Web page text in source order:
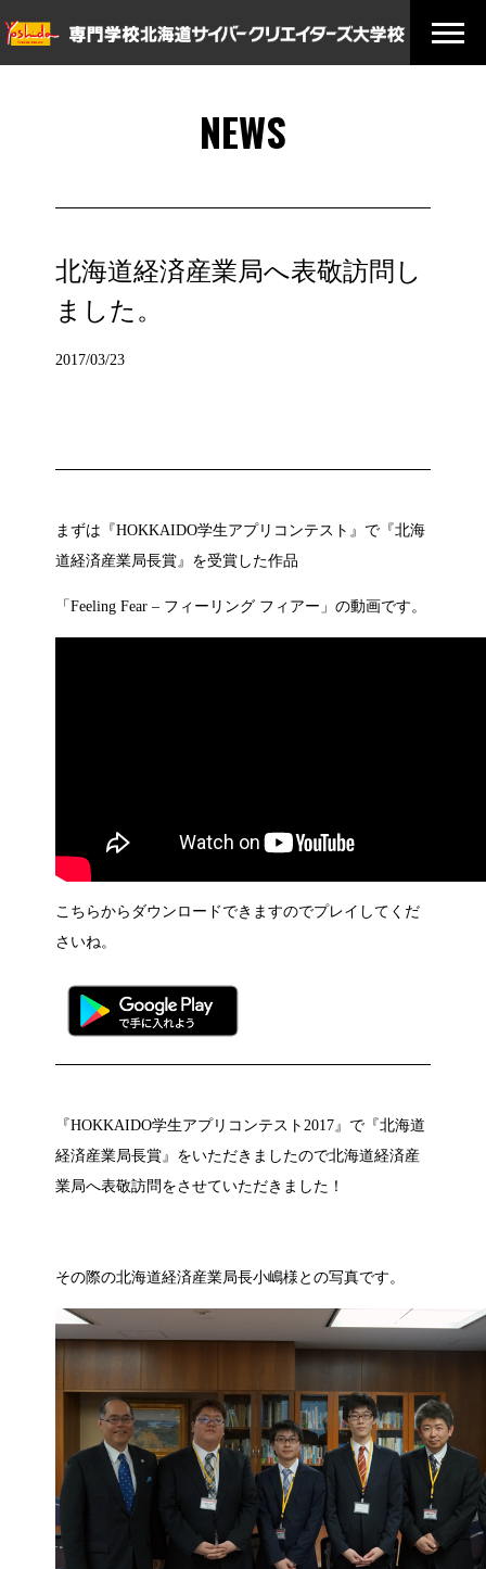
NEWS
北海道経済産業局へ表敬訪問し
ました。
2017/03/23
まずは『HOKKAIDO学生アプリコンテスト』で『北海
道経済産業局長賞』を受賞した作品
「Feeling Fear – フィーリング フィアー」の動画です。
こちらからダウンロードできますのでプレイしてくだ
さいね。
『HOKKAIDO学生アプリコンテスト2017』で『北海道
経済産業局長賞』をいただきましたので北海道経済産
業局へ表敬訪問をさせていただきました！
その際の北海道経済産業局長小嶋様との写真です。